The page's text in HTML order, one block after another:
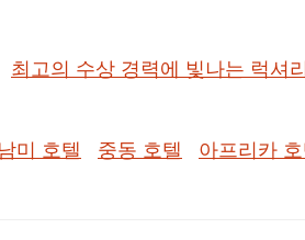
최고의 수상 경력에 빛나는 럭셔
남미 호텔 중동 호텔 아프리카